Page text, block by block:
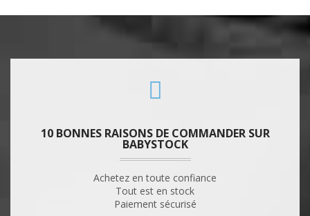
10 BONNES RAISONS DE COMMANDER SUR
BABYSTOCK
Achetez en toute confiance
Tout est en stock
Paiement sécurisé